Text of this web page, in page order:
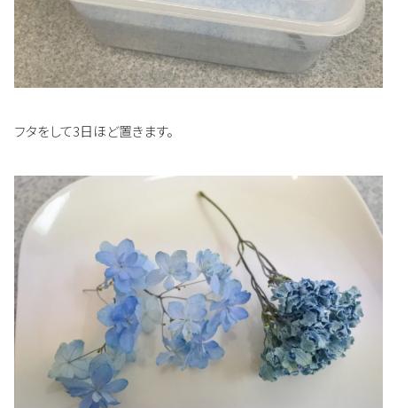
フタをして3日ほど置きます。